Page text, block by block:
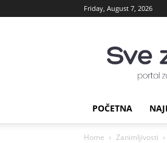
Friday, August 7, 2026
POČETNA
Home Zanimljivosti